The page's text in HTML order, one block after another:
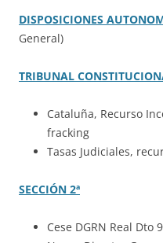
DISPOSICIONES
General)
TRIBUNAL
Cataluña, Recurso
fracking
Tasas Judiciales,
SECCIÓN 2ª
Cese DGRN Real Dto